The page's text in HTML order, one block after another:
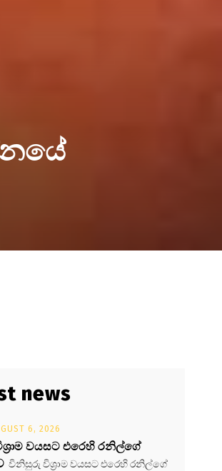
news
6, 2026
වයසට එරෙහි රනිල්ගේ
විනිසුරු විශ්‍රාම වයසට එරෙහි රනිල්ගේ